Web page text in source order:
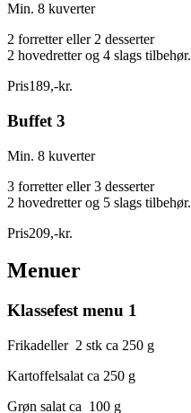
Min. 8 kuverter
2 forretter eller 2 desserter
2 hovedretter og 4 slags tilbehør.
Pris189,-kr.
Buffet 3
Min. 8 kuverter
3 forretter eller 3 desserter
2 hovedretter og 5 slags tilbehør.
Pris209,-kr.
Menuer
Klassefest menu 1
Frikadeller 2 stk ca 250 g
Kartoffelsalat ca 250 g
Grøn salat ca 100 g